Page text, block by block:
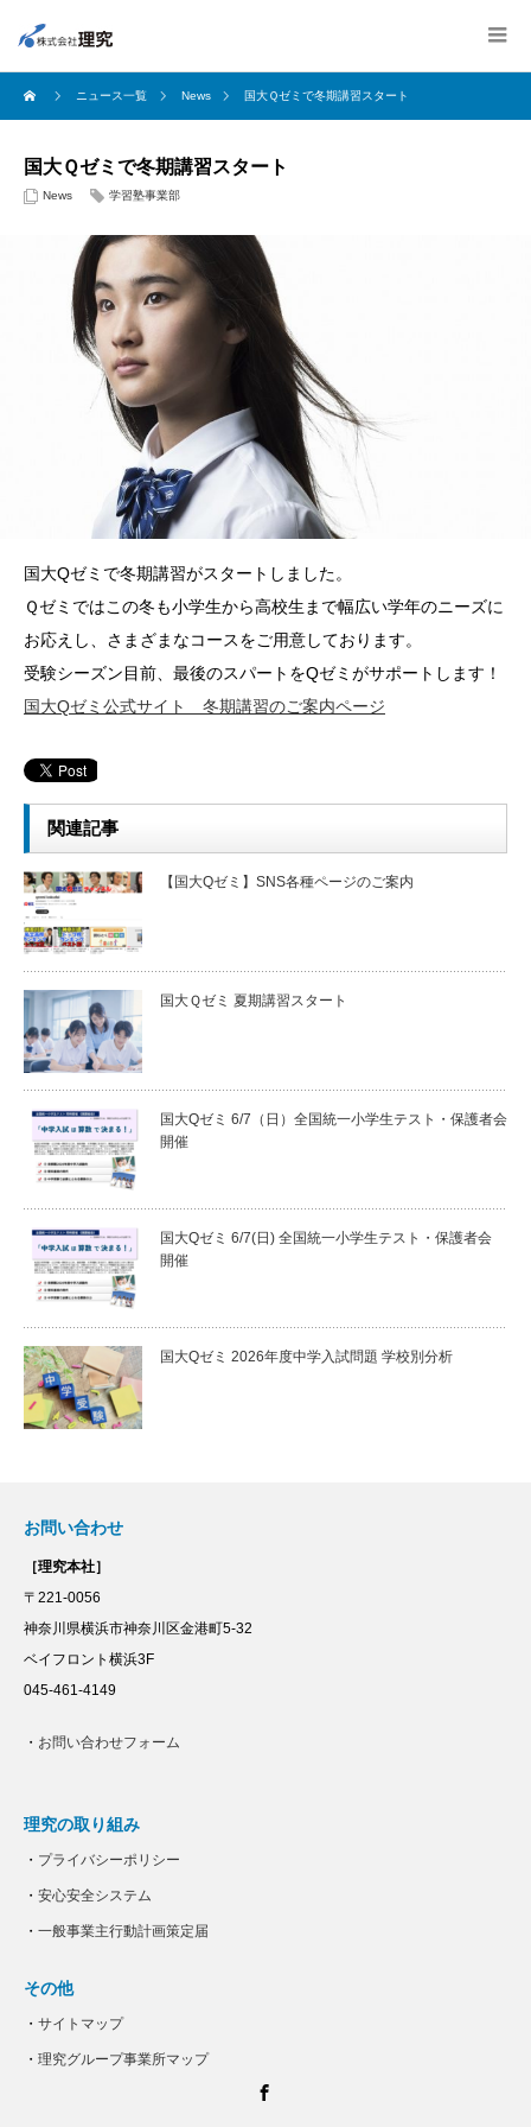
ニュース一覧 News 国大Ｑゼミで冬期講習スタート
国大Ｑゼミで冬期講習スタート
News 学習塾事業部
国大Qゼミで冬期講習がスタートしました。
Ｑゼミではこの冬も小学生から高校生まで幅広い学年のニーズに
お応えし、さまざまなコースをご用意しております。
受験シーズン目前、最後のスパートをQゼミがサポートします！
国大Qゼミ公式サイト 冬期講習のご案内ページ
関連記事
【国大Qゼミ】SNS各種ページのご案内
国大Ｑゼミ 夏期講習スタート
国大Qゼミ 6/7（日）全国統一小学生テスト・保護者会
開催
国大Qゼミ 6/7(日) 全国統一小学生テスト・保護者会
開催
国大Qゼミ 2026年度中学入試問題 学校別分析
お問い合わせ
［理究本社］
〒221-0056
神奈川県横浜市神奈川区金港町5-32
ベイフロント横浜3F
045-461-4149
・ お問い合わせフォーム
理究の取り組み
・ プライバシーポリシー
・ 安心安全システム
・ 一般事業主行動計画策定届
その他
・ サイトマップ
・ 理究グループ事業所マップ